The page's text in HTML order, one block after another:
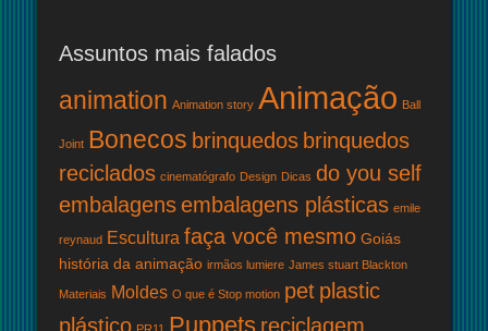
Assuntos mais falados
animation Animation story Animação Ball
Joint Bonecos brinquedos brinquedos
reciclados cinematógrafo Design Dicas do you self
embalagensembalagens plásticas emile
reynaud Escultura faça você mesmo Goiás
história da animação irmãos lumiere James stuart Blackton
Materiais Moldes O que é Stop motion pet plastic
plástico
Puppets reciclagem